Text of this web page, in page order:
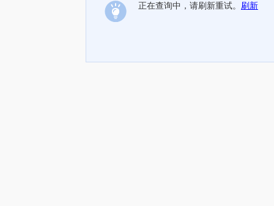
正在查询中，请刷新重试。 刷新